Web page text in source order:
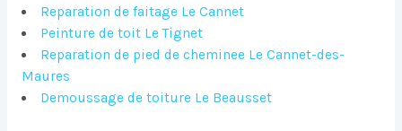
Reparation de faitage Le Cannet
Peinture de toit Le Tignet
Reparation de pied de cheminee Le Cannet-des-
Maures
Demoussage de toiture Le Beausset